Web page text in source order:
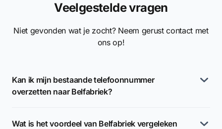
Veelgestelde vragen
Niet gevonden wat je zocht? Neem gerust contact met
ons op!
Kan ik mijn bestaande telefoonnummer
overzetten naar Belfabriek?
Wat is het voordeel van Belfabriek vergeleken